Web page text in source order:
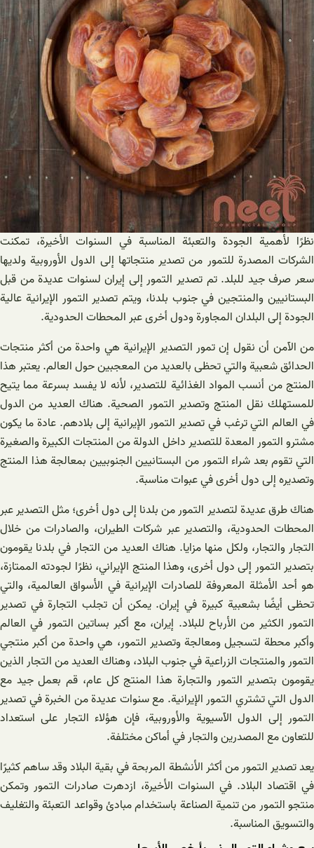
نظرًا لأهمية الجودة والتعبئة المناسبة في السنوات الأخيرة، تمكنت
الشركات المصدرة للتمور من تصدير منتجاتها إلى الدول الأوروبية ولديها
سعر صرف جيد للبلد. تم تصدير التمور إلى إيران لسنوات عديدة من قبل
البستانيين والمنتجين في جنوب بلدنا، ويتم تصدير التمور الإيرانية عالية
الجودة إلى البلدان المجاورة ودول أخرى عبر المحطات الحدودية.
من الآمن أن نقول إن تمور التصدير الإيرانية هي واحدة من أكثر منتجات
الحدائق شعبية والتي تحظى بالعديد من المعجبين حول العالم. يعتبر هذا
المنتج من أنسب المواد الغذائية للتصدير، لأنه لا يفسد بسرعة مما يتيح
للمستهلك نقل المنتج وتصدير التمور الصحية. هناك العديد من الدول
في العالم التي ترغب في تصدير التمور الإيرانية إلى بلادهم. عادة ما يكون
مشترو التمور المعدة للتصدير داخل الدولة من المنتجات الكبيرة والصغيرة
التي تقوم بعد شراء التمور من البستانيين الجنوبيين بمعالجة هذا المنتج
وتصديره إلى دول أخرى في عبوات مناسبة.
هناك طرق عديدة لتصدير التمور من بلدنا إلى دول أخرى؛ مثل التصدير عبر
المحطات الحدودية، والتصدير عبر شركات الطيران، والصادرات من خلال
التجار والتجار، ولكل منها مزايا. هناك العديد من التجار في بلدنا يقومون
بتصدير التمور إلى دول أخرى، وهذا المنتج الإيراني، نظرًا لجودته الممتازة،
هو أحد الأمثلة المعروفة للصادرات الإيرانية في الأسواق العالمية، والتي
تحظى أيضًا بشعبية كبيرة في إيران. يمكن أن تجلب التجارة في تصدير
التمور الكثير من الأرباح للبلاد. إيران، مع أكبر بساتين التمور في العالم
وأكبر محطة لتسجيل ومعالجة وتصدير التمور، هي واحدة من أكبر منتجي
التمور والمنتجات الزراعية في جنوب البلاد، وهناك العديد من التجار الذين
يقومون بتصدير التمور والتجارة هذا المنتج كل عام، قم بعمل جيد مع
الدول التي تشتري التمور الإيرانية. مع سنوات عديدة من الخبرة في تصدير
التمور إلى الدول الآسيوية والأوروبية، فإن هؤلاء التجار على استعداد
للتعاون مع المصدرين والتجار في أماكن مختلفة.
يعد تصدير التمور من أكثر الأنشطة المربحة في بقية البلاد وقد ساهم كثيرًا
في اقتصاد البلاد. في السنوات الأخيرة، ازدهرت صادرات التمور وتمكن
منتجو التمور من تنمية الصناعة باستخدام مبادئ وقواعد التعبئة والتغليف
والتسويق المناسبة.